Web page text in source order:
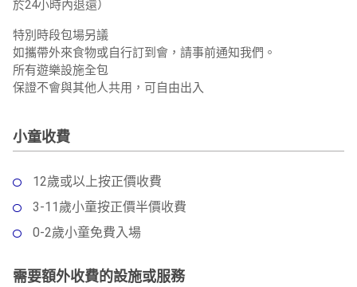
於24小時內退還）
特別時段包場另議
如攜帶外來食物或自行訂到會，請事前通知我們。
所有遊樂設施全包
保證不會與其他人共用，可自由出入
小童收費
12歲或以上按正價收費
3-11歲小童按正價半價收費
0-2歲小童免費入場
需要額外收費的設施或服務